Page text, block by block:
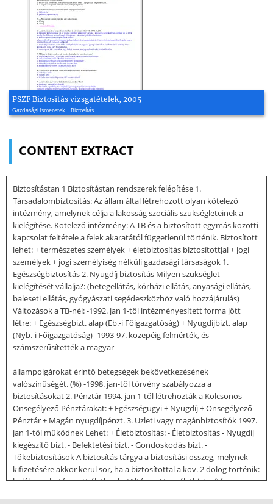
PSZF Biztositás vizsgatételek, 2005
Gazdasági Ismeretek | Biztosítás
CONTENT EXTRACT
Biztosítástan 1 Biztosítástan rendszerek felépítése 1.
Társadalombiztosítás: Az állam által létrehozott olyan kötelező
intézmény, amelynek célja a lakosság szociális szükségleteinek a
kielégítése. Kötelező intézmény: A TB és a biztosított egymás közötti
kapcsolat feltétele a felek akaratától függetlenül történik. Biztosított
lehet: + természetes személyek + életbiztosítás biztosítottjai + jogi
személyek + jogi személyiség nélküli gazdasági társaságok 1.
Egészségbiztosítás 2. Nyugdíj biztosítás Milyen szükséglet
kielégítését vállalja?: (betegellátás, kórházi ellátás, anyasági ellátás,
baleseti ellátás, gyógyászati segédeszközhöz való hozzájárulás)
Változások a TB-nél: -1992. jan 1-től intézményesített forma jött
létre: + Egészségbizt. alap (Eb.-i Főigazgatóság) + Nyugdíjbizt. alap
(Nyb.-i Főigazgatóság) -1993-97. közepéig felmérték, és
számszerűsítették a magyar
állampolgárokat érintő betegségek bekövetkezésének
valószínűségét. (%) -1998. jan-től törvény szabályozza a
biztosításokat 2. Pénztár 1994. jan 1-től létrehozták a Kölcsönös
Önsegélyező Pénztárakat: + Egészségügyi + Nyugdíj + Önsegélyező
Pénztár + Magán nyugdíjpénzt. 3. Üzleti vagy magánbiztosítók 1997.
jan 1-től működnek Lehet: + Életbiztosítás: - Életbiztosítás - Nyugdíj
kiegészítő bizt. - Befektetési bizt. - Gondoskodás bizt. -
Tőkebiztosítások A biztosítás tárgya a biztosítási összeg, melynek
kifizetésére akkor kerül sor, ha a biztosítottal a köv. 2 dolog történik:
halál, meghatározott életkor betöltése + Nem életbiztosítás: -